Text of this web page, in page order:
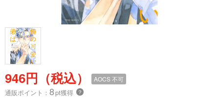
946円（税込） AOCS不可
通販ポイント： 8pt獲得 ？